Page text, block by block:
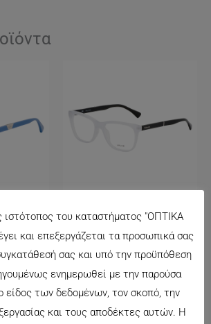
POLICE 1833
144.00€
ιστότοπος του καταστήματος "ΟΠΤΙΚΑ
και επεξεργάζεται τα προσωπικά σας
σας και υπό την προϋπόθεση
ενημερωθεί με την παρούσα
είδος των δεδομένων, τον σκοπό, την
και τους αποδέκτες αυτών. Η